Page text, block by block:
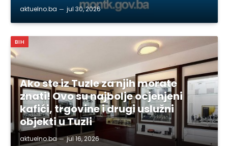
aktuelno.ba jul 30, 2026
BIH
Ako ste iz Tuzle za njih morate
znati! Ovo su najbolje ocjenjeni
kafići, trgovine i drugi uslužni
objekti u Tuzli
aktuelno.ba jul 16, 2026